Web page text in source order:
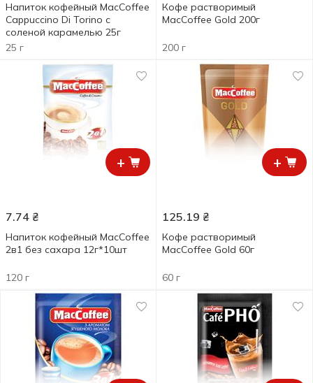
Напиток кофейный MacCoffee
Cappuccino Di Torino с
соленой карамелью 25г
25 г
Кофе растворимый
MаcCoffeе Gold 200г
200 г
+
7.74 ₴
Напиток кофейный MacCoffee
2в1 без сахара 12г*10шт
120 г
+
125.19 ₴
Кофе растворимый
MacCoffee Gold 60г
60 г